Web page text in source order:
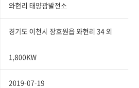
와현리 태양광발전소
경기도 이천시 장호원읍 와현리 34 외
1,800KW
2019-07-19